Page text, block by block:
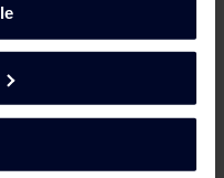
og
Download
og
Download